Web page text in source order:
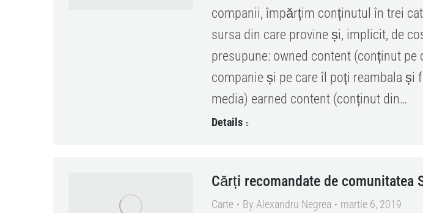
companii, împărțim conținutul în trei
sursa din care provine și, implicit, de
presupune: owned content (conținut pe
companie și pe care îl poți reambala și
media) earned content (conținut din…
Details
Cărți recomandate de comunitatea
Carte By Alexandru Negrea martie 6, 2019